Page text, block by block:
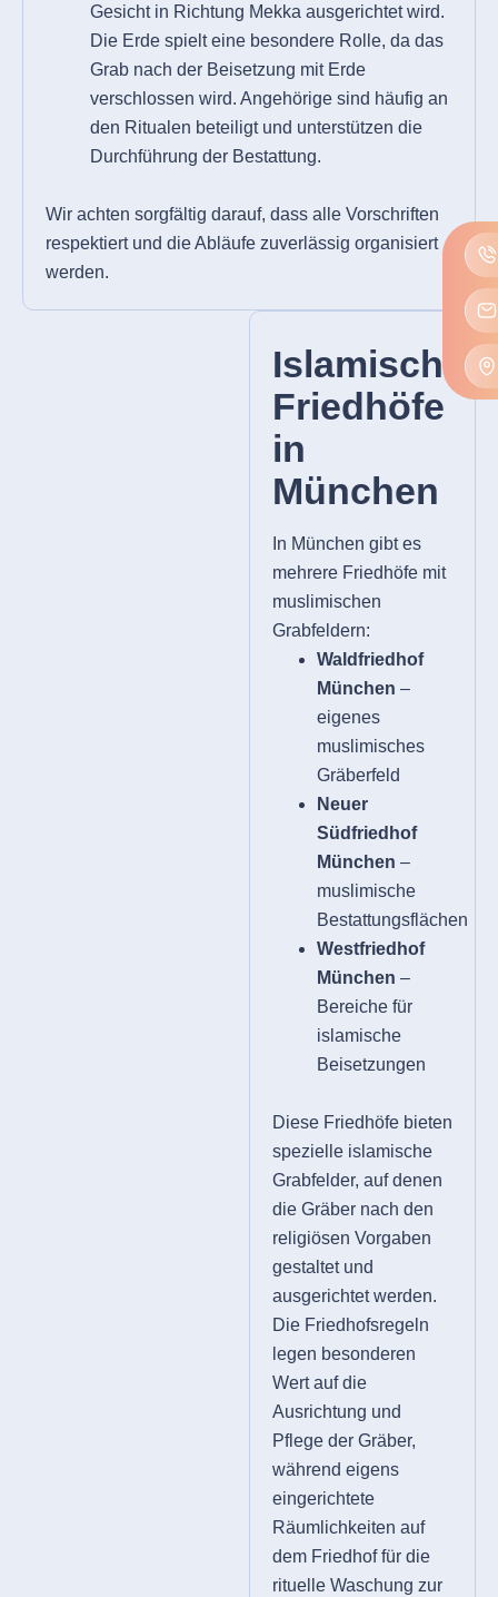
Gesicht in Richtung Mekka ausgerichtet wird.
Die Erde spielt eine besondere Rolle, da das
Grab nach der Beisetzung mit Erde
verschlossen wird. Angehörige sind häufig an
den Ritualen beteiligt und unterstützen die
Durchführung der Bestattung.
Wir achten sorgfältig darauf, dass alle Vorschriften
respektiert und die Abläufe zuverlässig organisiert
werden.
Islamische
Friedhöfe
in
München
In München gibt es
mehrere Friedhöfe mit
muslimischen
Grabfeldern:
Waldfriedhof
München –
eigenes
muslimisches
Gräberfeld
Neuer
Südfriedhof
München –
muslimische
Bestattungsflächen
Westfriedhof
München –
Bereiche für
islamische
Beisetzungen
Diese Friedhöfe bieten
spezielle islamische
Grabfelder, auf denen
die Gräber nach den
religiösen Vorgaben
gestaltet und
ausgerichtet werden.
Die Friedhofsregeln
legen besonderen
Wert auf die
Ausrichtung und
Pflege der Gräber,
während eigens
eingerichtete
Räumlichkeiten auf
dem Friedhof für die
rituelle Waschung zur